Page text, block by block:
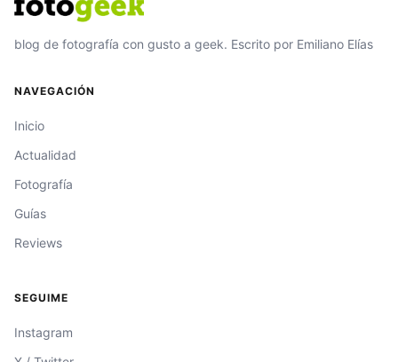
blog de fotografía con gusto a geek. Escrito por Emiliano Elías
NAVEGACIÓN
Inicio
Actualidad
Fotografía
Guías
Reviews
SEGUIME
Instagram